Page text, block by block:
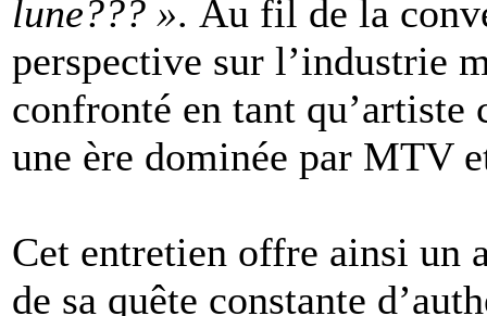
lune??? ». Au fil de la
perspective sur l’industrie
confronté en tant qu’artiste
une ère dominée par MTV
Cet entretien offre ainsi un
de sa quête constante